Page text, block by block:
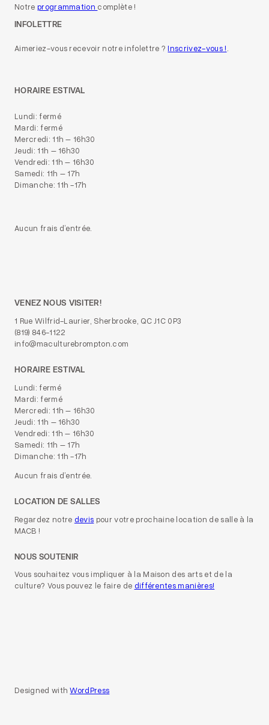
Notre programmation complète !
INFOLETTRE
Aimeriez-vous recevoir notre infolettre ?Inscrivez-vous !.
HORAIRE ESTIVAL
Lundi: fermé
Mardi: fermé
Mercredi: 11h – 16h30
Jeudi: 11h – 16h30
Vendredi: 11h – 16h30
Samedi: 11h – 17h
Dimanche: 11h -17h
Aucun frais d’entrée.
VENEZ NOUS VISITER!
1 Rue Wilfrid-Laurier, Sherbrooke, QC J1C 0P3
(819) 846-1122
info@maculturebrompton.com
HORAIRE ESTIVAL
Lundi: fermé
Mardi: fermé
Mercredi: 11h – 16h30
Jeudi: 11h – 16h30
Vendredi: 11h – 16h30
Samedi: 11h – 17h
Dimanche: 11h -17h
Aucun frais d’entrée.
LOCATION DE SALLES
Regardez notre devis pour votre prochaine location de salle à la
MACB !
NOUS SOUTENIR
Vous souhaitez vous impliquer à la Maison des arts et de la
culture? Vous pouvez le faire de différentes manières!
Designed withWordPress